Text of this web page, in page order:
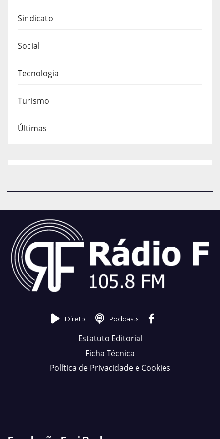
Sindicato
Social
Tecnologia
Turismo
Últimas
Direto Podcasts
Estatuto Editorial
Ficha Técnica
Política de Privacidade e Cookies